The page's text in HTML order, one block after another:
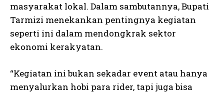
masyarakat lokal. Dalam sambutannya, Bupati
Tarmizi menekankan pentingnya kegiatan
seperti ini dalam mendongkrak sektor
ekonomi kerakyatan.
“Kegiatan ini bukan sekadar event atau hanya
menyalurkan hobi para rider, tapi juga bisa